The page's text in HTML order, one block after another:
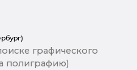
графического
полиграфию)